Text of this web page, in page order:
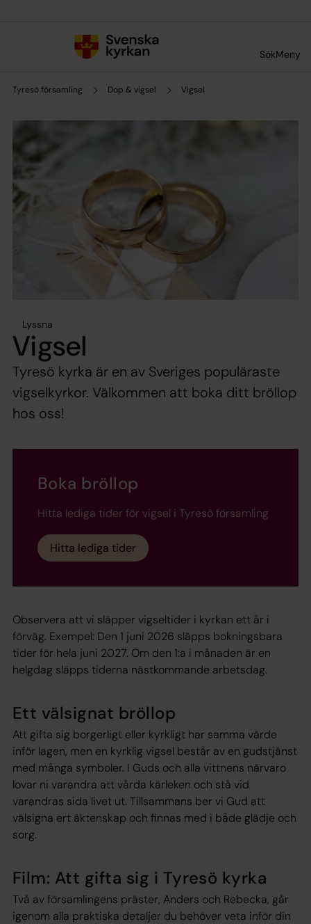
SökMeny
Tyresö församling Dop & vigsel Vigsel
Lyssna
Vigsel
Tyresö kyrka är en av Sveriges populäraste
vigselkyrkor. Välkommen att boka ditt bröllop
hos oss!
Boka bröllop
Hitta lediga tider för vigsel i Tyresö församling
Hitta lediga tider
Observera att vi släpper vigseltider i kyrkan ett år i
förväg. Exempel: Den 1 juni 2026 släpps bokningsbara
tider för hela juni 2027. Om den 1:a i månaden är en
helgdag släpps tiderna nästkommande arbetsdag.
Ett välsignat bröllop
Att gifta sig borgerligt eller kyrkligt har samma värde
inför lagen, men en kyrklig vigsel består av en gudstjänst
med många symboler. I Guds och alla vittnens närvaro
lovar ni varandra att vårda kärleken och stå vid
varandras sida livet ut. Tillsammans ber vi Gud att
välsigna ert äktenskap och finnas med i både glädje och
sorg.
Film: Att gifta sig i Tyresö kyrka
Två av församlingens präster, Anders och Rebecka, går
igenom alla praktiska detaljer du behöver veta inför din